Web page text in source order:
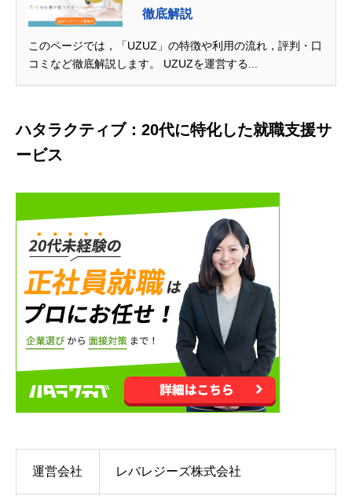
徹底解説
このページでは，「UZUZ」の特徴や利用の流れ，評判・口
コミなど徹底解説します。 UZUZを運営する...
ハタラクティブ：20代に特化した就職支援サ
ービス
運営会社 レバレジーズ株式会社